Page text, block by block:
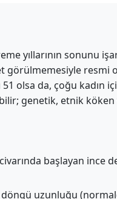
yıllarının sonunu
görülmemesiyle resmi
olsa da, çoğu kadın
genetik, etnik köken
başlayan ince
uzunluğu